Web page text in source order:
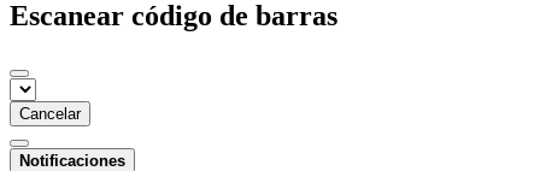
Escanear código de barras
Cancelar
Notificaciones